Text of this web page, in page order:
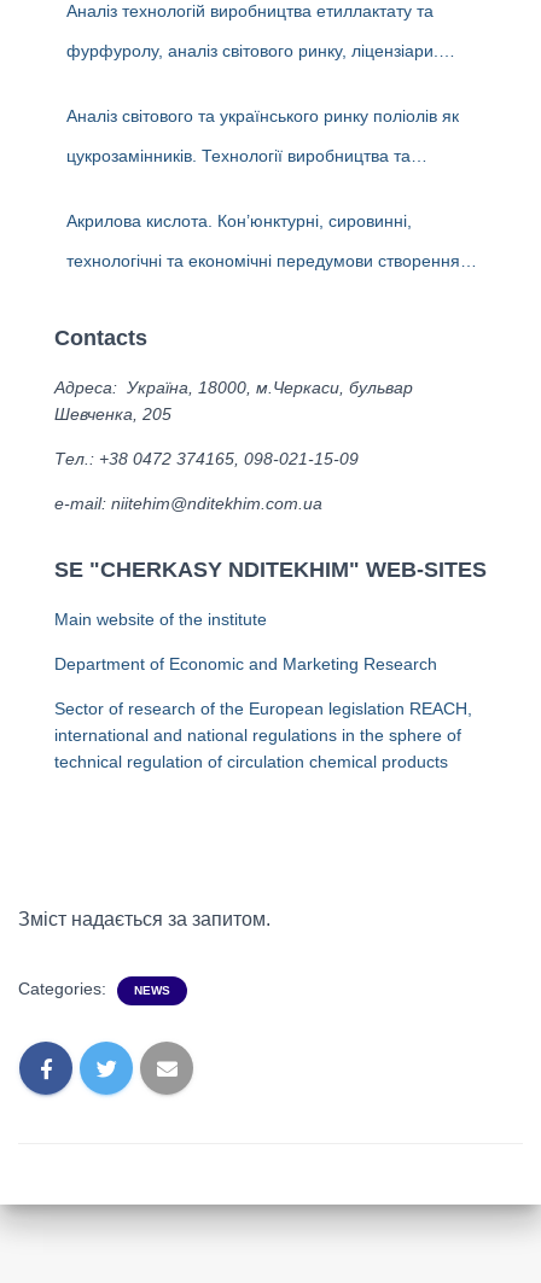
Аналіз технологій виробництва етиллактату та
фурфуролу, аналіз світового ринку, ліцензіари.
Аналіз світового та українського ринку поліолів як
цукрозамінників. Технології виробництва та
виробництва поліолів в Україні
Акрилова кислота. Кон’юнктурні, сировинні,
технологічні та економічні передумови створення
одержання акрилової кислоти та ліцензіари.
Contacts
Адреса: Україна, 18000, м.Черкаси, бульвар
Шевченка, 205
Тел.: +38 0472 374165, 098-021-15-09
е-mail: niitehim@nditekhim.com.ua
SE "CHERKASY NDITEKHIM" WEB-SITES
Main website of the institute
Department of Economic and Marketing Research
Sector of research of the European legislation REACH,
international and national regulations in the sphere of
technical regulation of circulation chemical products
Зміст надається за запитом.
Categories: NEWS